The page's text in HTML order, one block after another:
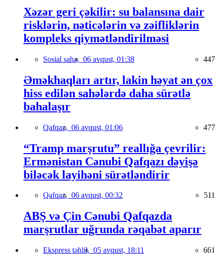
Xəzər geri çəkilir: su balansına dair
risklərin, nəticələrin və zəifliklərin
kompleks qiymətləndirilməsi
Sosial sahə, 06 avqust, 01:38 447
Əməkhaqları artır, lakin həyat ən çox
hiss edilən sahələrdə daha sürətlə
bahalaşır
Qafqaz, 06 avqust, 01:06 477
“Tramp marşrutu” reallığa çevrilir:
Ermənistan Cənubi Qafqazı dəyişə
biləcək layihəni sürətləndirir
Qafqaz, 06 avqust, 00:32 511
ABŞ və Çin Cənubi Qafqazda
marşrutlar uğrunda rəqabət aparır
Ekspress təhlil, 05 avqust, 18:11 661